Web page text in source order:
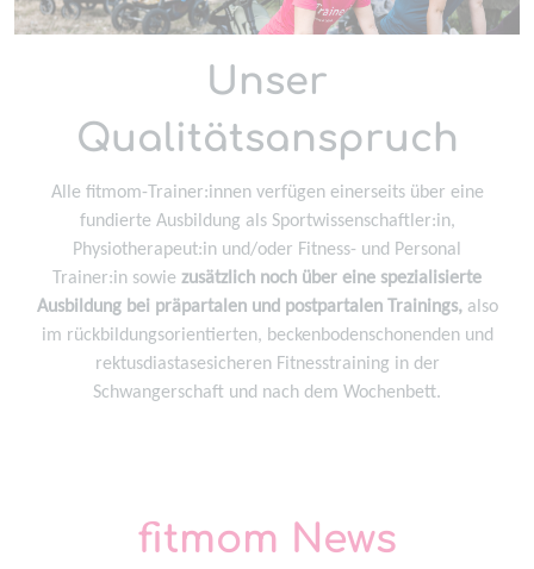
Unser
Qualitätsanspruch
Alle fitmom-Trainer:innen verfügen einerseits über eine
fundierte Ausbildung als Sportwissenschaftler:in,
Physiotherapeut:in und/oder Fitness- und Personal
Trainer:in sowie zusätzlich noch über eine spezialisierte
Ausbildung bei präpartalen und postpartalen Trainings,also
im rückbildungsorientierten, beckenbodenschonenden und
rektusdiastasesicheren Fitnesstraining in der
Schwangerschaft und nach dem Wochenbett.
fitmom News